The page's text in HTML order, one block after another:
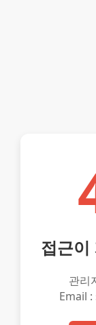
접근이
관리
Email